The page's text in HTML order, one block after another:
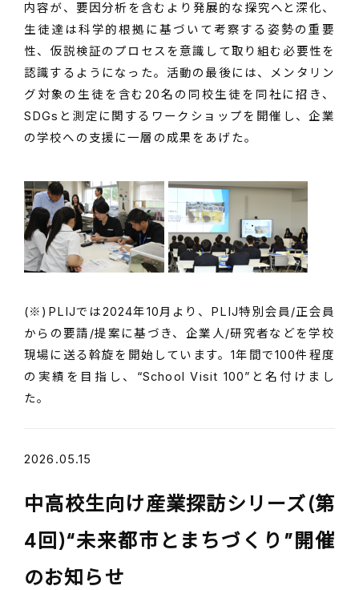
内容が、要因分析を含むより発展的な探究へと深化、
生徒達は科学的根拠に基づいて考察する姿勢の重要
性、仮説検証のプロセスを意識して取り組む必要性を
認識するようになった。活動の最後には、メンタリン
グ対象の生徒を含む20名の同校生徒を同社に招き、
SDGsと測定に関するワークショップを開催し、企業
の学校への支援に一層の成果をあげた。
(※)PLIJでは2024年10月より、PLIJ特別会員/正会員
からの要請/提案に基づき、企業人/研究者などを学校
現場に送る斡旋を開始しています。1年間で100件程度
の実績を目指し、“School Visit 100”と名付けまし
た。
2026.05.15
中高校生向け産業探訪シリーズ(第
4回)“未来都市とまちづくり”開催
のお知らせ